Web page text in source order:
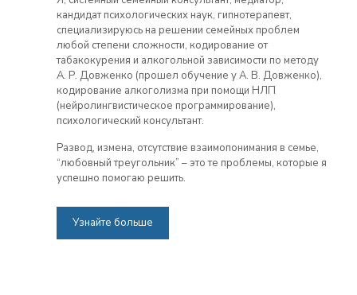
кандидат психологических наук, гипнотерапевт,
специализируюсь на решении семейных проблем
любой степени сложности, кодирование от
табакокурения и алкогольной зависимости по методу
А. Р. Довженко (прошел обучение у А. В. Довженко),
кодирование алкоголизма при помощи НЛП
(нейролингвистическое программирование),
психологический консультант.
Развод, измена, отсутствие взаимопонимания в семье,
“любовный треугольник” – это те проблемы, которые я
успешно помогаю решить.
Узнайте больше